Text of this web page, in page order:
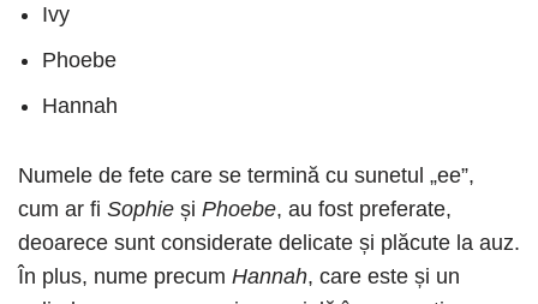
Ivy
Phoebe
Hannah
Numele de fete care se termină cu sunetul „ee”,
cum ar fi Sophie și Phoebe, au fost preferate,
deoarece sunt considerate delicate și plăcute la auz.
În plus, nume precum Hannah, care este și un